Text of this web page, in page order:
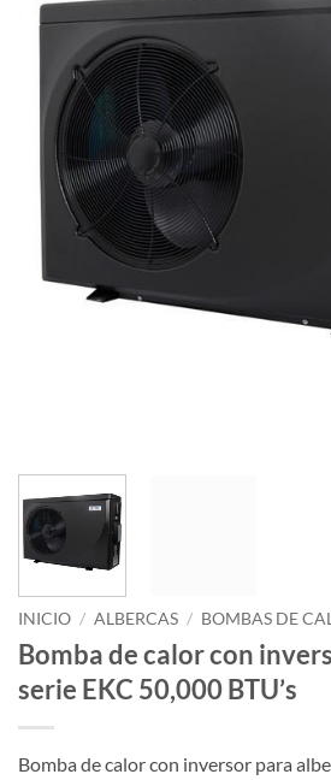
INICIO / ALBERCAS / BOMBAS DE
Bomba de calor con
serie EKC 50,000 BTU’s
Bomba de calor con inversor para